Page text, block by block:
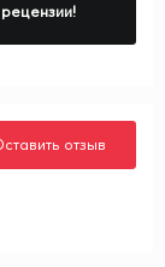
отзыв